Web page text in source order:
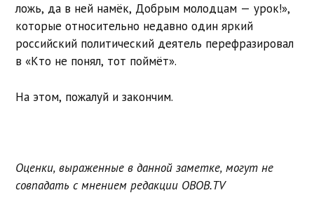
ложь, да в ней намёк, Добрым молодцам — урок!»,
которые относительно недавно один яркий
российский политический деятель перефразировал
в «Кто не понял, тот поймёт».
На этом, пожалуй и закончим.
Оценки, выраженные в данной заметке, могут не
совпадать с мнением редакции OBOB.TV